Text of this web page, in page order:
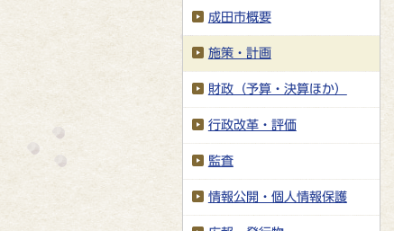
成田市概要
施策・計画
財政（予算・決算ほか）
行政改革・評価
監査
情報公開・個人情報保護